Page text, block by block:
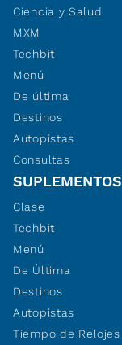
Ciencia y Salud
MXM
Techbit
Menú
De última
Destinos
Autopistas
Consultas
SUPLEMENTOS
Clase
Techbit
Menú
De Última
Destinos
Autopistas
Tiempo de Relojes